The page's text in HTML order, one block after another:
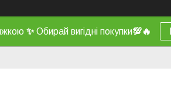
✨Обирай вигідні покупки💯🔥